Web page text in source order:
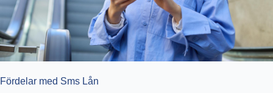
Fördelar med Sms Lån